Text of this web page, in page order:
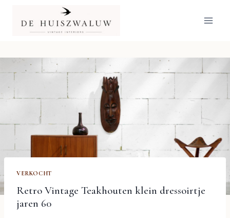
inhoud
VERKOCHT
Retro Vintage Teakhouten klein dressoirtje
jaren 60